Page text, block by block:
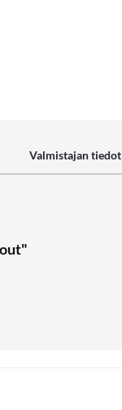
Valmistajan tiedot